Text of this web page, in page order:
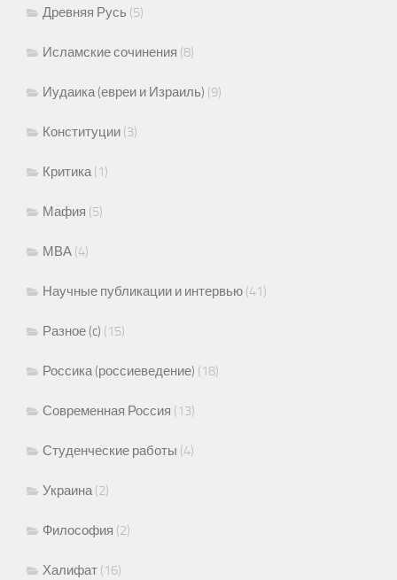
Древняя Русь (5)
Исламские сочинения (8)
Иудаика (евреи и Израиль) (9)
Конституции (3)
Критика(1)
Мафия (5)
МВА (4)
Научные публикации и интервью (41)
Разное (c) (15)
Россика (россиеведение) (18)
Современная Россия (13)
Студенческие работы (4)
Украина(2)
Философия (2)
Халифат (16)